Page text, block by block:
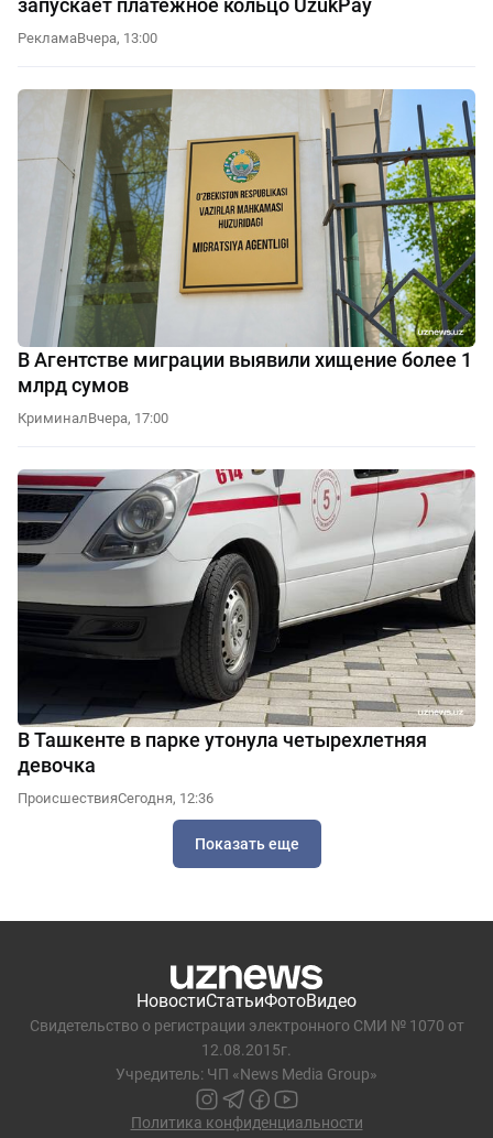
запускает платежное кольцо UzukPay
РекламаВчера, 13:00
В Агентстве миграции выявили хищение более 1
млрд сумов
КриминалВчера, 17:00
В Ташкенте в парке утонула четырехлетняя
девочка
ПроисшествияСегодня, 12:36
Показать еще
НовостиСтатьиФотоВидео
Свидетельство о регистрации электронного СМИ № 1070 от
12.08.2015г.
Учредитель: ЧП «News Media Group»
Политика конфиденциальности